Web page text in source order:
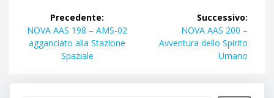
Navigazione
articoli
Precedente:
Articolo
precedente:
NOVA AAS 198 – AMS-02
agganciato alla Stazione
Spaziale
Successivo:
Articolo
successivo:
NOVA AAS 200 –
Avventura dello Spirito
Umano